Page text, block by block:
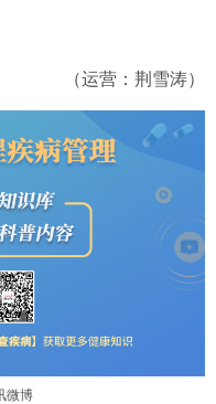
（运营：荆雪涛）
微博